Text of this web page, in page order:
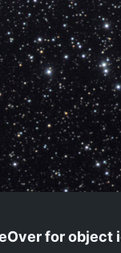
for object